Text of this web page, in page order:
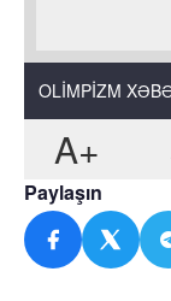
OLIMPIZM
A+
Paylaşın